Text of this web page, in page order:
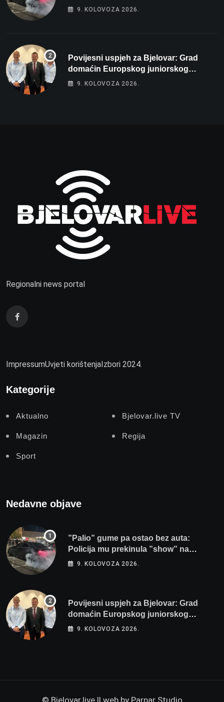
parkingu u Bjelovaru
9. KOLOVOZA 2026.
Povijesni uspjeh za Bjelovar: Grad
domaćin Europskog juniorskog
prvenstva u plivanju 2027!
9. KOLOVOZA 2026.
Regionalni news portal
ImpressumUvjeti korištenja Izbori 2024.
Kategorije
Aktualno Bjelovar.live TV
Magazin Regija
Sport
Nedavne objave
”Palio” gume pa ostao bez auta:
Policija mu prekinula ”show” na
parkingu u Bjelovaru
9. KOLOVOZA 2026.
Povijesni uspjeh za Bjelovar: Grad
domaćin Europskog juniorskog
prvenstva u plivanju 2027!
9. KOLOVOZA 2026.